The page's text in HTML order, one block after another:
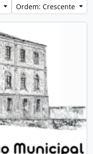
Ordem: Crescente